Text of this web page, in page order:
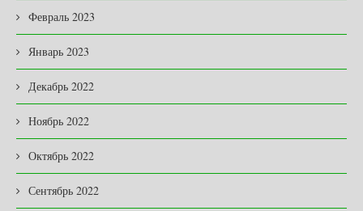
Февраль 2023
Январь 2023
Декабрь 2022
Ноябрь 2022
Октябрь 2022
Сентябрь 2022